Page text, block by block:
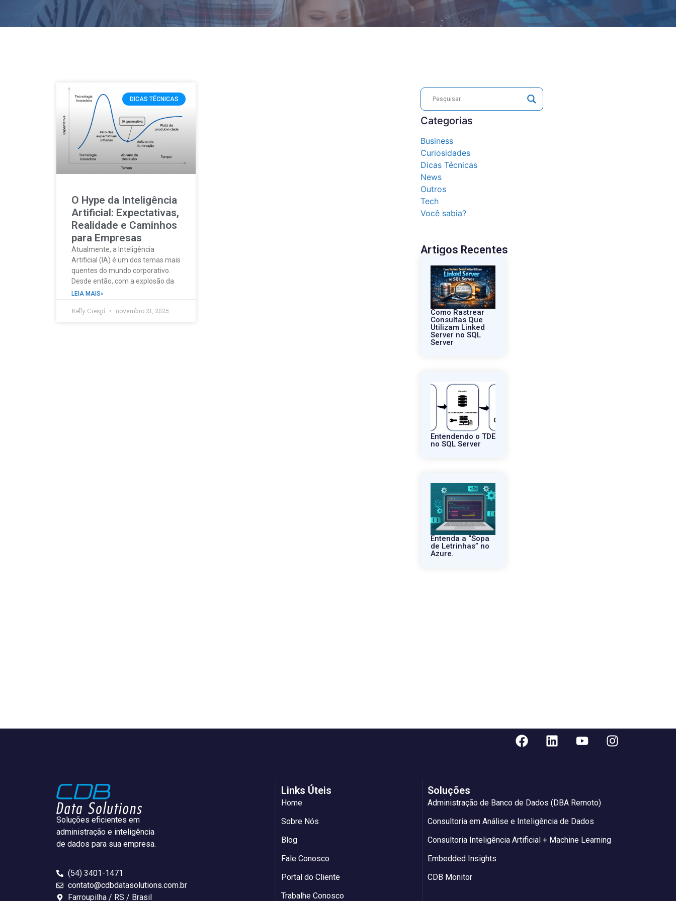
DICAS TÉCNICAS
O Hype da Inteligência
Artificial: Expectativas,
Realidade e Caminhos
para Empresas
Atualmente, a Inteligência
Artificial (IA) é um dos temas mais
quentes do mundo corporativo.
Desde então, com a explosão da
LEIA MAIS»
Kelly Crespi novembro 21, 2025
Categorias
Business
Curiosidades
Dicas Técnicas
News
Outros
Tech
Você sabia?
Artigos Recentes
Como Rastrear
Consultas Que
Utilizam Linked
Server no SQL
Server
Entendendo o TDE
no SQL Server
Entenda a “Sopa
de Letrinhas” no
Azure.
Soluções eficientes em
administração e inteligência
de dados para sua empresa.
(54) 3401-1471
contato@cdbdatasolutions.com.br
Farroupilha / RS / Brasil
Links Úteis
Home
Sobre Nós
Blog
Fale Conosco
Portal do Cliente
Trabalhe Conosco
Soluções
Administração de Banco de Dados (DBA Remoto)
Consultoria em Análise e Inteligência de Dados
Consultoria Inteligência Artificial + Machine Learning
Embedded Insights
CDB Monitor